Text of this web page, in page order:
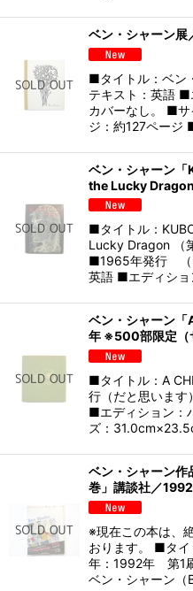
ベン・シャーン
■タイトル：ベ
テキスト：英語 ■
カバーなし。 ■
ジ：約127ページ
ベン・シャーン
the Lucky
■タイトル：
Lucky Dragon （
■1965年発行 （
英語 ■エディシ
ベン・シャーン
年 ※500部限定（
■タイトル：A
行（だと思いま
■エディション：
ズ：
ベン・シャーン作
巻」講談社／
※現在この本は、
おります。 ■タ
年：1992年 第1
ベン・シャーン